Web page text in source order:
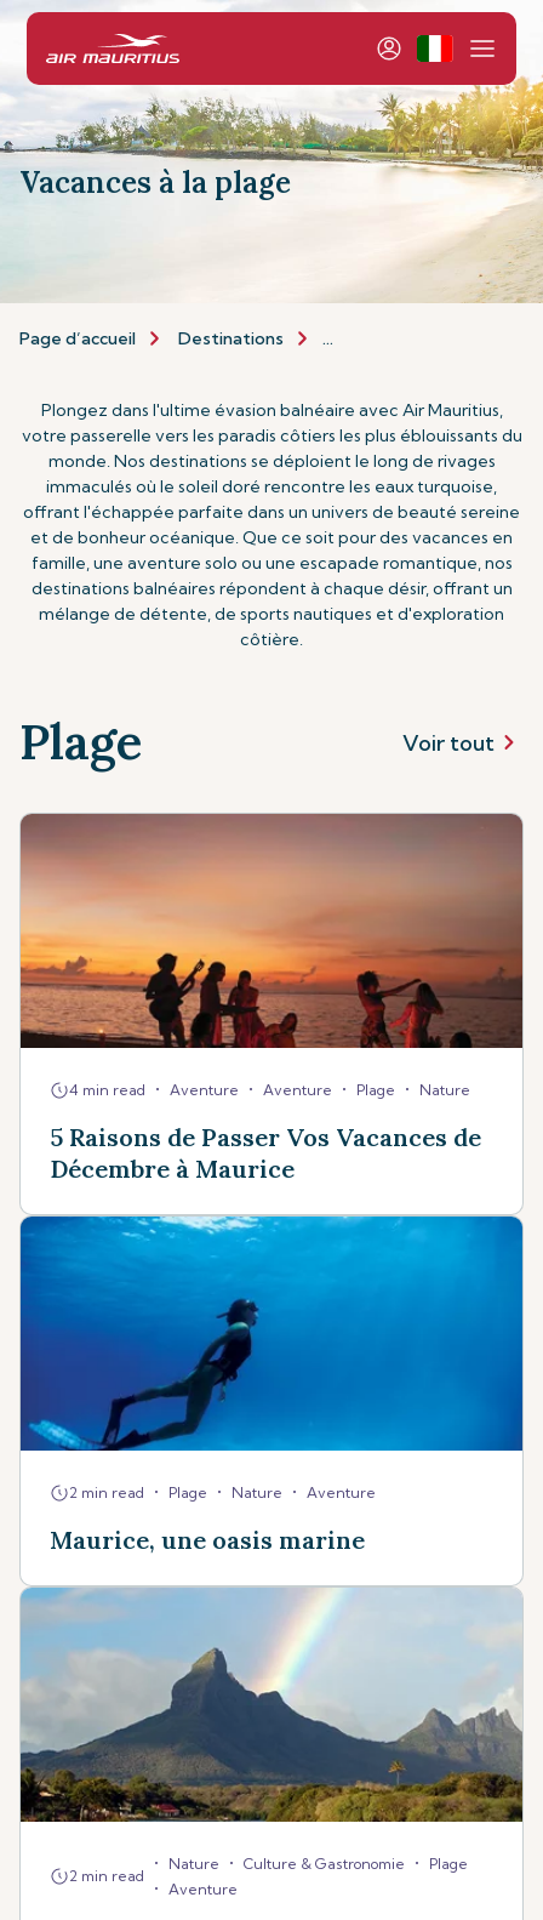
Vacances à la plage
Page d’accueil Destinations Types de Vacances
Plongez dans l'ultime évasion balnéaire avec Air Mauritius,
votre passerelle vers les paradis côtiers les plus éblouissants du
monde. Nos destinations se déploient le long de rivages
immaculés où le soleil doré rencontre les eaux turquoise,
offrant l'échappée parfaite dans un univers de beauté sereine
et de bonheur océanique. Que ce soit pour des vacances en
famille, une aventure solo ou une escapade romantique, nos
destinations balnéaires répondent à chaque désir, offrant un
mélange de détente, de sports nautiques et d'exploration
côtière.
Plage Voir tout
4 min read • Aventure • Aventure • Plage • Nature
5 Raisons de Passer Vos Vacances de
Décembre à Maurice
2 min read • Plage • Nature • Aventure
Maurice, une oasis marine
2 min read
• Nature • Culture & Gastronomie • Plage
• Aventure